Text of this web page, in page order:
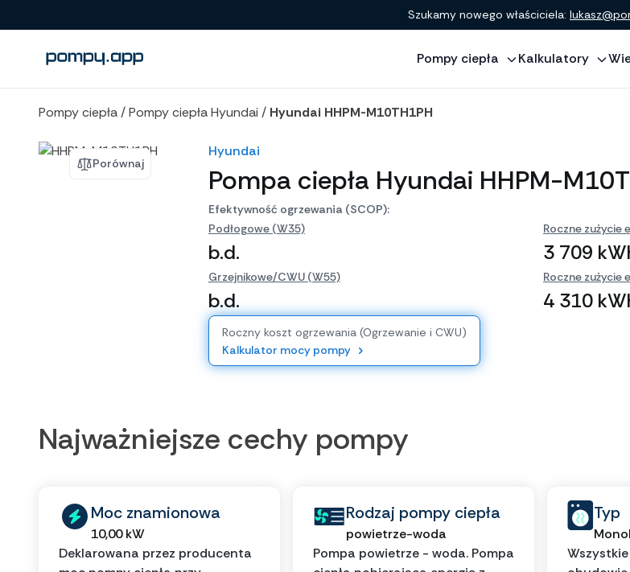
Szukamy nowego właściciela:
Pompy ciepła Kalkulatory
Pompy ciepła /Pompy ciepła Hyundai / Hyundai HHPM-M10TH1PH
Porównaj
Hyundai
Pompa ciepła Hyundai HHPM-
Efektywność ogrzewania (SCOP):
Podłogowe (W35)
b.d.
Roczne zużycie
3 709
Grzejnikowe/CWU (W55)
b.d.
Roczne zużycie
4 310
Roczny koszt ogrzewania (Ogrzewanie i CWU)
Kalkulator mocy pompy
Najważniejsze cechy pompy
Moc znamionowa
10,00 kW
Deklarowana przez producenta
Rodzaj pompy ciepła
powietrze-woda
Pompa powietrze - woda. Pompa
Typ